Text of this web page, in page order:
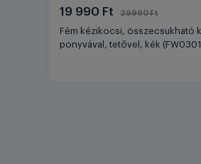
19 990 Ft 29990 Ft
Fém kézikocsi, összecsukható
ponyvával, tetővel, kék